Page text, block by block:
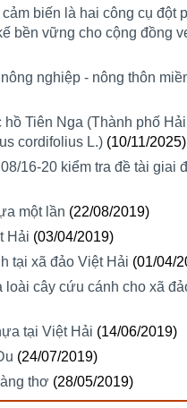
biến là hai công cụ đột
bền vững cho cộng đồng
nghiệp - nông thôn
Tiên Nga (Thành phố
cordifolius L.) (10/11/2025)
16-20 kiểm tra đề tài giai
một lần (22/08/2019)
Hải (03/04/2019)
tại xã đảo Việt Hải (01/04/
loài cây cứu cánh cho xã
tại Việt Hải (14/06/2019)
(24/07/2019)
thơ (28/05/2019)